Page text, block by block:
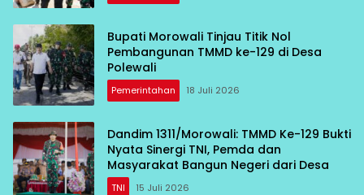
Bupati Morowali Tinjau Titik Nol
Pembangunan TMMD ke-129 di Desa
Polewali
Pemerintahan 18 Juli 2026
Dandim 1311/Morowali: TMMD Ke-129 Bukti
Nyata Sinergi TNI, Pemda dan
Masyarakat Bangun Negeri dari Desa
TNI 15 Juli 2026